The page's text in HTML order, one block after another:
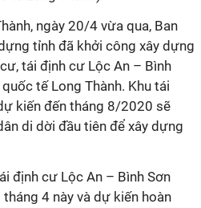
ngày 20/4 vừa qua, Ban
tỉnh đã khởi công xây dựng
tái định cư Lộc An – Bình
tế Long Thành. Khu tái
kiến đến tháng 8/2020 sẽ
di dời đầu tiên để xây dựng
định cư Lộc An – Bình Sơn
4 này và dự kiến hoàn